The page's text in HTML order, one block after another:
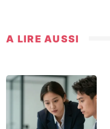
A LIRE AUSSI